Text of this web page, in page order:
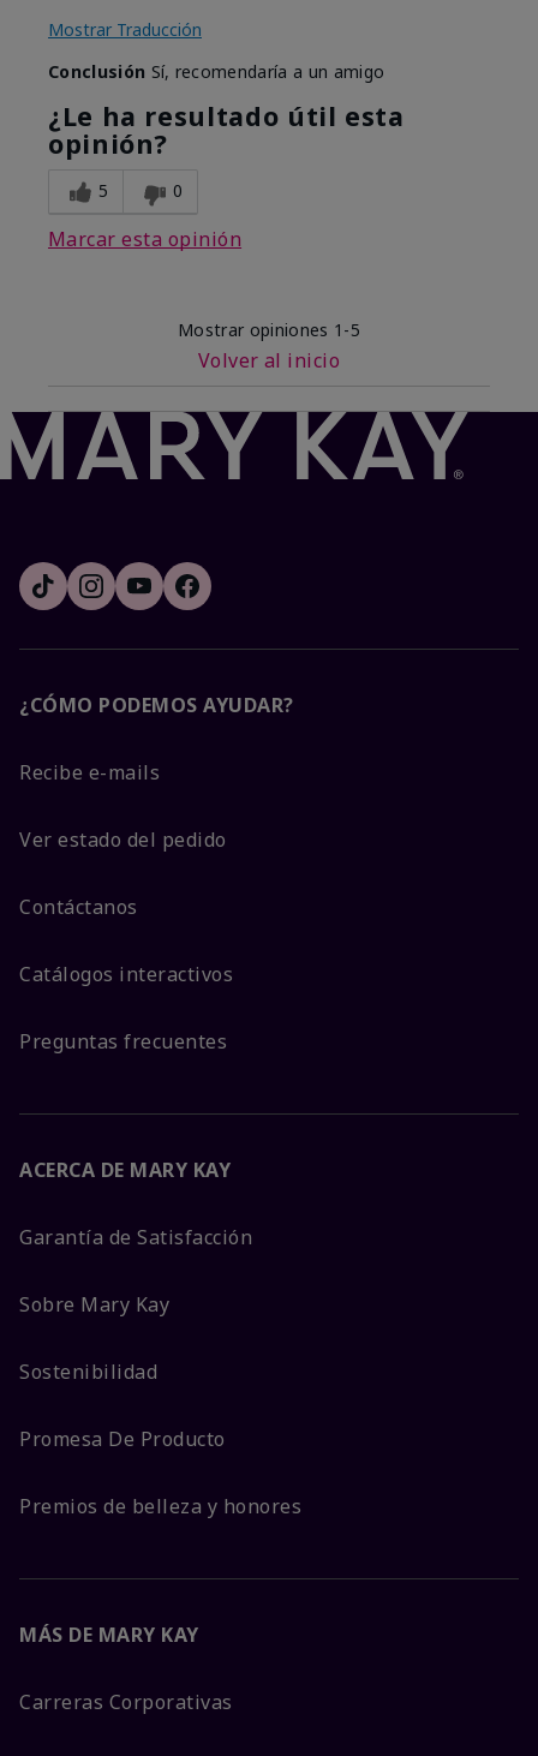
Mostrar Traducción
Conclusión Sí, recomendaría a un amigo
¿Le ha resultado útil esta
opinión?
5 0
Marcar esta opinión
Mostrar opiniones 1-5
Volver al inicio
¿CÓMO PODEMOS AYUDAR?
Recibe e-mails
Ver estado del pedido
Contáctanos
Catálogos interactivos
Preguntas frecuentes
ACERCA DE MARY KAY
Garantía de Satisfacción
Sobre Mary Kay
Sostenibilidad
Promesa De Producto
Premios de belleza y honores
MÁS DE MARY KAY
Carreras Corporativas